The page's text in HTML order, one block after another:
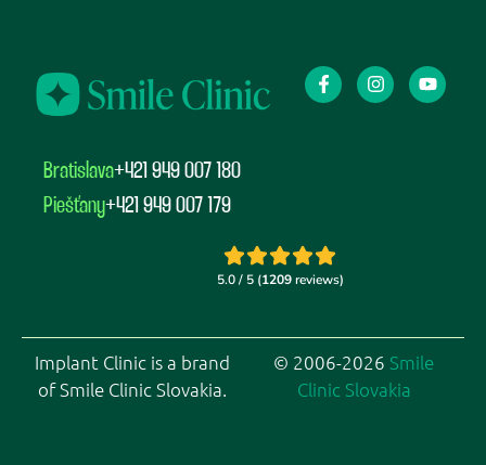
Bratislava+421 949 007 180
Piešťany+421 949 007 179
Implant Clinic is a brand
of Smile Clinic Slovakia.
© 2006-2026 Smile
Clinic Slovakia